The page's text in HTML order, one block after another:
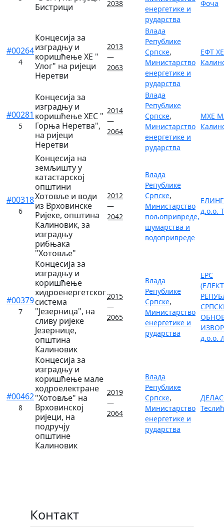
Бистрици
2038
енергетике и
рударства
Фоча
#00264
4
Концесија за
изградњу и
коришћење ХЕ "
Улог" на ријеци
Неретви
2013
—
2063
Влада
Републике
Српске,
Министарство
енергетике и
рударства
ЕФТ
#00281
5
Концесија за
изградњу и
коришћење ХЕС "
Горња Неретва",
на ријеци
Неретви
2014
—
2064
Влада
Републике
Српске,
Министарство
енергетике и
рударства
МХЕ
#00318
6
Концесија на
земљишту у
катастарској
општини
Хотовље и води
из Врховинске
Ријеке, општина
Калиновик, за
изградњу
рибњака
"Хотовље"
2012
—
2042
Влада
Републике
Српске,
Министарство
пољопривреде,
шумарства и
водопривреде
д.о.о.
#00379
7
Концесија за
изградњу и
коришћење
хидроенергетског
система
"Језерница", на
сливу ријеке
Језернице,
општина
Калиновик
2015
—
2065
Влада
Републике
Српске,
Министарство
енергетике и
рударства
ЕРС
д.о.о.
#00462
8
Концесија за
изградњу и
коришћење мале
ходроелектране
"Хотовље" на
Врховинској
ријеци, на
подручју
општине
Калиновик
2019
—
2064
Влада
Републике
Српске,
Министарство
енергетике и
рударства
Теслић
Контакт